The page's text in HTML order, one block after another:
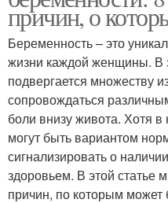
причин, о
Беременность – это
жизни каждой женщины. В
подвергается множеству
сопровождаться
боли внизу живота. Хотя в
могут быть вариантом
сигнализировать о
здоровьем. В этой
причин, по которым может